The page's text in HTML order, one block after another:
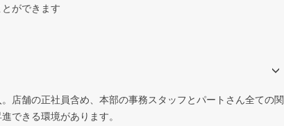
ができます
店舗の正社員含め、本部の事務スタッフとパートさん全ての関
できる環境があります。